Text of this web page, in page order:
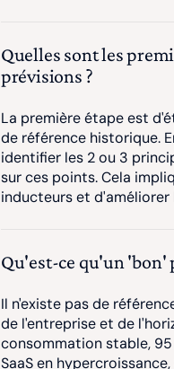
Quelles sont les
prévisions ?
La première étape est
de référence historique.
identifier les 2 ou 3
sur ces points. Cela
inducteurs et
Qu'est-ce qu'un 'bon'
Il n'existe pas de
de l'entreprise et de
consommation stable,
SaaS en